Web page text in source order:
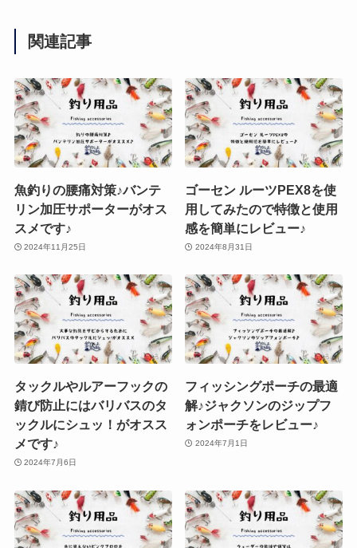
関連記事
魚釣りの腰痛対策♪バンテ
リン加圧サポーターがオス
スメです♪
2024年11月25日
ゴーセン ルーツPEX8を使
用してみたので特徴と使用
感を簡単にレビュー♪
2024年8月31日
タックルやルアーフックの
錆び防止にはバリバスのタ
ックルにシュッ！がオスス
メです♪
2024年7月6日
フィッシングポーチの最適
解♪ジャクソンのジップフ
ォンポーチをレビュー♪
2024年7月1日